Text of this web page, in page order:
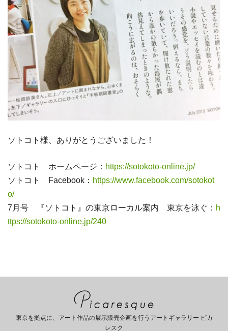
ソトコト様、ありがとうございました！
ソトコト ホームページ： https://sotokoto-online.jp/
ソトコト Facebook： https://www.facebook.com/sotokot
o/
7月号 『ソトコト』の東京ローカル案内 東京を泳ぐ： h
ttps://sotokoto-online.jp/240
東京を拠点に、アート作品の展示販売企画を行うアートギャラリー ピカ
レスク